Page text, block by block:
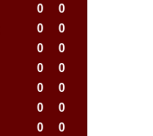
0
0
0
0
0
0
0
0
0
0
0
0
0
0